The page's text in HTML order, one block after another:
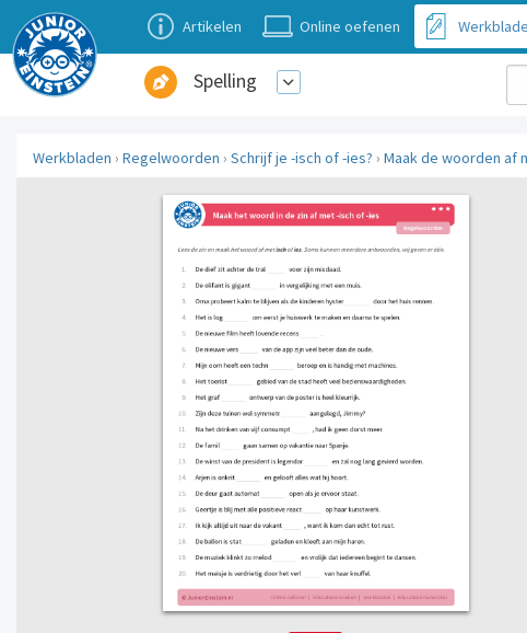
Artikelen Online oefenen
Spelling
Werkbladen › Regelwoorden › Schrijf je -isch of -ies? › Maak de woorden af